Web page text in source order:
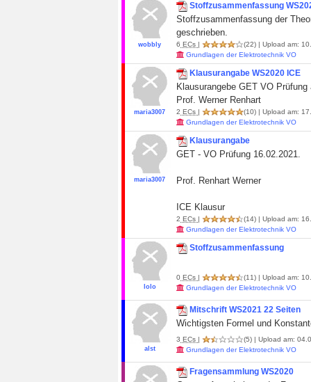
wobbly
Stoffzusammenfassung
Stoffzusammenfassung der
geschrieben.
6 ECs | (22) | Upload am:
Grundlagen der Elektrotechnik VO
maria3007
Klausurangabe WS2020 ICE
Klausurangebe GET VO
Prof. Werner Renhart
2 ECs | (10) | Upload am:
Grundlagen der Elektrotechnik VO
maria3007
Klausurangabe
GET - VO Prüfung 16.02.2021.
Prof. Renhart Werner
ICE Klausur
2 ECs | (14) | Upload am:
Grundlagen der Elektrotechnik VO
lolo
Stoffzusammenfassung
0 ECs | (11) | Upload am:
Grundlagen der Elektrotechnik VO
alst
Mitschrift WS2021 22 Seiten
Wichtigsten Formel und
3 ECs | (5) | Upload am:
Grundlagen der Elektrotechnik VO
Fragensammlung WS2020